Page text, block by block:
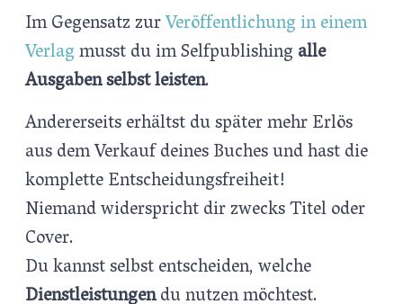
Im Gegensatz zurVeröffentlichung in einem
Verlagmusst du im Selfpublishingalle
Ausgaben selbst leisten.
Andererseits erhältst du später mehr Erlös
aus dem Verkauf deines Buches und hast die
komplette Entscheidungsfreiheit!
Niemand widerspricht dir zwecks Titel oder
Cover.
Du kannst selbst entscheiden, welche
Dienstleistungendu nutzen möchtest.